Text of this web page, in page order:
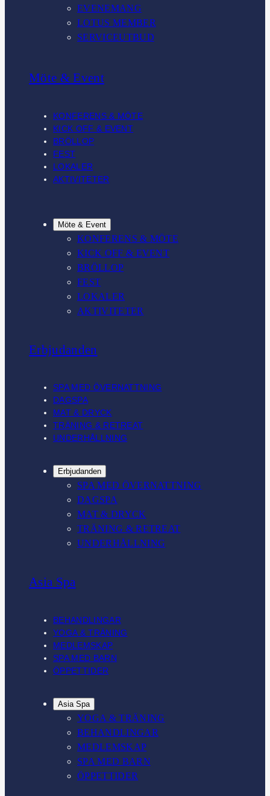
EVENEMANG
LOTUS MEMBER
SERVICEUTBUD
Möte & Event
KONFERENS & MÖTE
KICK OFF & EVENT
BRÖLLOP
FEST
LOKALER
AKTIVITETER
Möte & Event
KONFERENS & MÖTE
KICK OFF & EVENT
BRÖLLOP
FEST
LOKALER
AKTIVITETER
Erbjudanden
SPA MED ÖVERNATTNING
DAGSPA
MAT & DRYCK
TRÄNING & RETREAT
UNDERHÅLLNING
Erbjudanden
SPA MED ÖVERNATTNING
DAGSPA
MAT & DRYCK
TRÄNING & RETREAT
UNDERHÅLLNING
Asia Spa
BEHANDLINGAR
YOGA & TRÄNING
MEDLEMSKAP
SPA MED BARN
ÖPPETTIDER
Asia Spa
YOGA & TRÄNING
BEHANDLINGAR
MEDLEMSKAP
SPA MED BARN
ÖPPETTIDER